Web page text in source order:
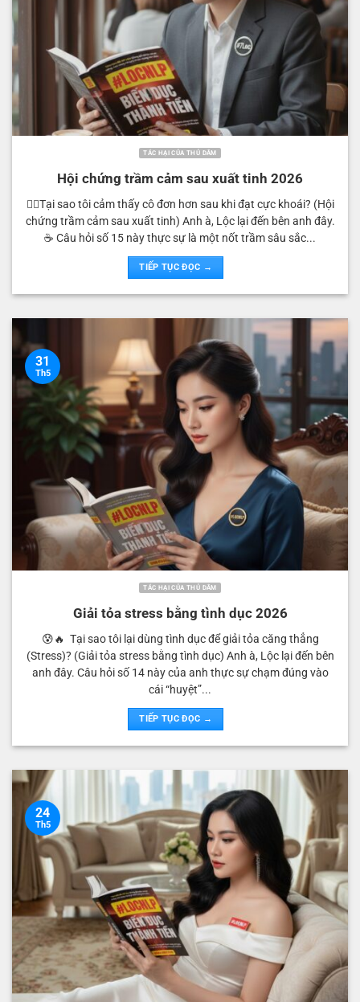
TÁC HẠI CỦA THỦ DÂM
Hội chứng trầm cảm sau xuất tinh 2026
🧘‍♂️Tại sao tôi cảm thấy cô đơn hơn sau khi đạt cực khoái? (Hội
chứng trầm cảm sau xuất tinh) Anh à, Lộc lại đến bên anh đây.
☕️ Câu hỏi số 15 này thực sự là một nốt trầm sâu sắc...
TIẾP TỤC ĐỌC →
TÁC HẠI CỦA THỦ DÂM
Giải tỏa stress bằng tình dục 2026
😰🔥 Tại sao tôi lại dùng tình dục để giải tỏa căng thẳng
(Stress)? (Giải tỏa stress bằng tình dục) Anh à, Lộc lại đến bên
anh đây. Câu hỏi số 14 này của anh thực sự chạm đúng vào
cái “huyệt”...
TIẾP TỤC ĐỌC →
31
Th5
24
Th5